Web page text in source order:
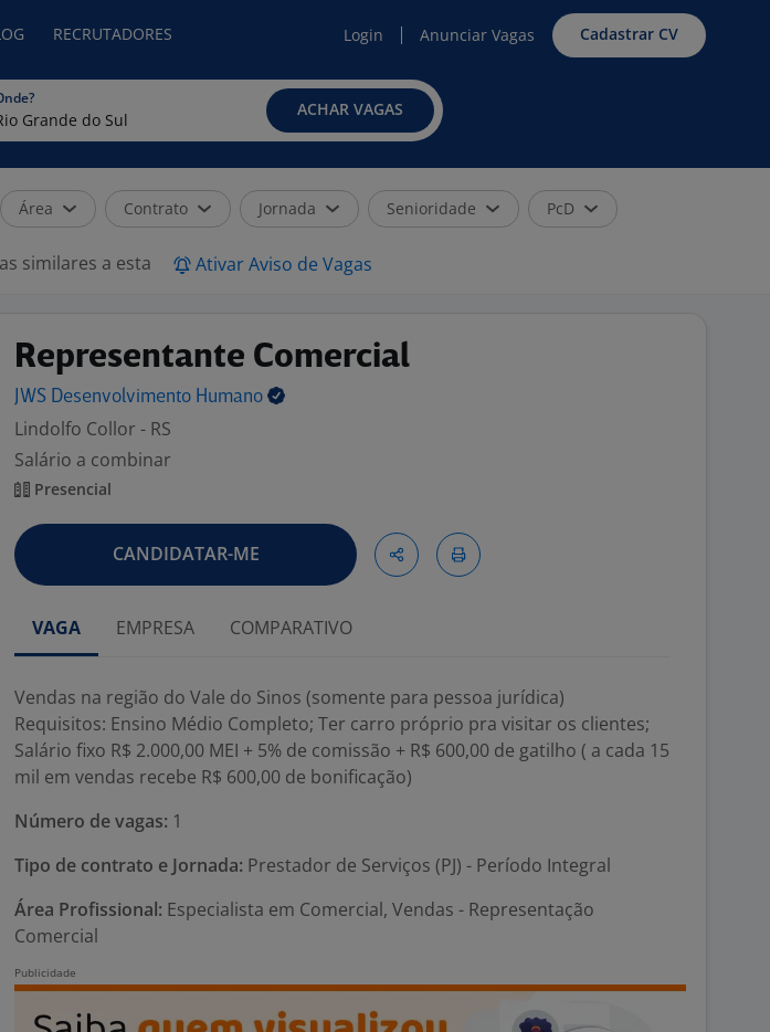
RECRUTADORES Login Anunciar Vagas Cadastrar CV
ACHAR VAGAS
Área Contrato Jornada Senioridade PcD
similares a esta Ativar Aviso de Vagas
Representante Comercial
JWS Desenvolvimento Humano
Lindolfo Collor - RS
Salário a combinar
Presencial
CANDIDATAR-ME
VAGA EMPRESA COMPARATIVO
Vendas na região do Vale do Sinos (somente para pessoa jurídica)
Requisitos: Ensino Médio Completo; Ter carro próprio pra visitar os clientes;
Salário fixo R$ 2.000,00 MEI + 5% de comissão + R$ 600,00 de gatilho ( a cada 15
mil em vendas recebe R$ 600,00 de bonificação)
Número de vagas: 1
Tipo de contrato e Jornada: Prestador de Serviços (PJ) - Período Integral
Área Profissional: Especialista em Comercial, Vendas - Representação
Comercial